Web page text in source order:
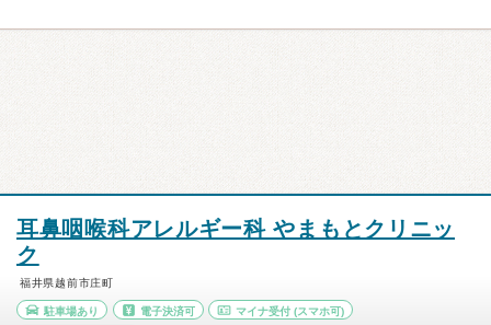
耳鼻咽喉科アレルギー科 やまもとクリニッ
ク
福井県越前市庄町
駐車場あり 電子決済可 マイナ受付 (スマホ可)